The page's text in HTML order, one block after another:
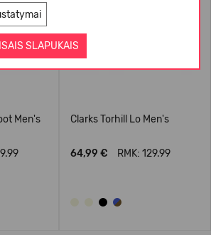
SLAPUKAIS
Men's Clarks Torhill Lo Men's
64,99 € RMK: 129.99